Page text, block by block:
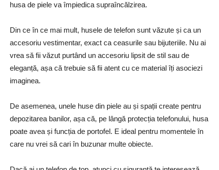
husa de piele va împiedica supraîncălzirea.
Din ce în ce mai mult, husele de telefon sunt văzute și ca un
accesoriu vestimentar, exact ca ceasurile sau bijuteriile. Nu ai
vrea să fii văzut purtând un accesoriu lipsit de stil sau de
eleganță, așa că trebuie să fii atent cu ce material îți asociezi
imaginea.
De asemenea, unele huse din piele au și spații create pentru
depozitarea banilor, așa că, pe lângă protecția telefonului, husa
poate avea și funcția de portofel. E ideal pentru momentele în
care nu vrei să cari în buzunar multe obiecte.